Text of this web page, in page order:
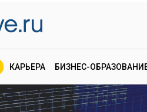
КАРЬЕРА БИЗНЕС-